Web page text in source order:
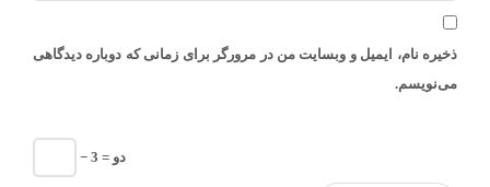
ذخیره نام، ایمیل و وبسایت من در مرورگر برای زمانی که دوباره دیدگاهی
می‌نویسم.
− دو = 3